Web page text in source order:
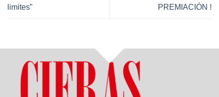
limites”
PREMIACIÓN !